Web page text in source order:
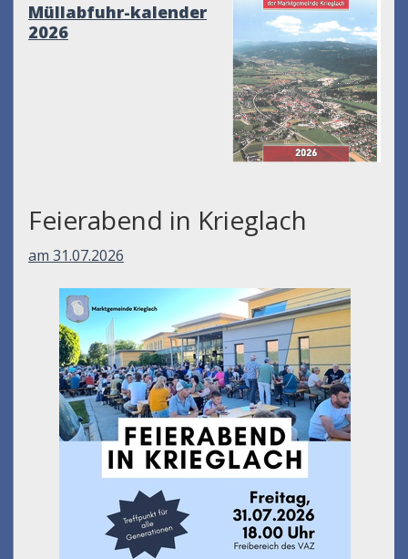
Müllabfuhr-kalender
2026
Feierabend in Krieglach
am 31.07.2026